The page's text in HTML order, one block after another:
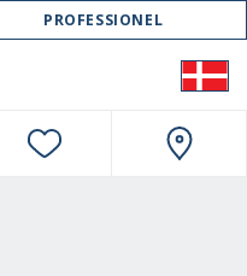
PROFESSIONEL